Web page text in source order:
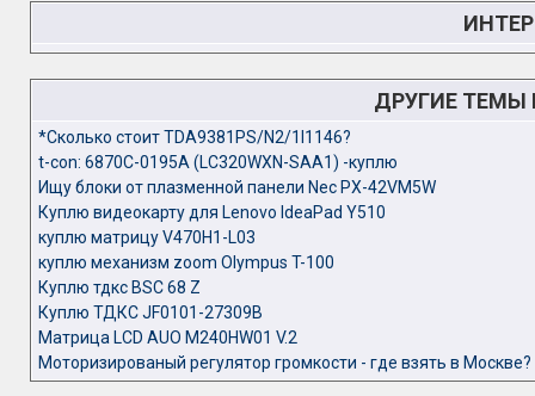
ДРУГИЕ ТЕМЫ
*Сколько стоит TDA9381PS/N2/1I1146?
t-con: 6870C-0195A (LC320WXN-SAA1) -куплю
Ищу блоки от плазменной панели Nec PX-42VM5W
Куплю видеокарту для Lenovo IdeaPad Y510
куплю матрицу V470H1-L03
куплю механизм zoom Olympus T-100
Куплю тдкс BSC 68 Z
Куплю ТДКС JF0101-27309B
Матрица LCD AUO M240HW01 V.2
Моторизированый регулятор громкости - где взять в Москве?